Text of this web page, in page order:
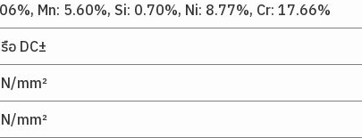
Mn: 5.60%, Si: 0.70%, Ni: 8.77%, Cr: 17.66%
อ DC±
mm²
mm²